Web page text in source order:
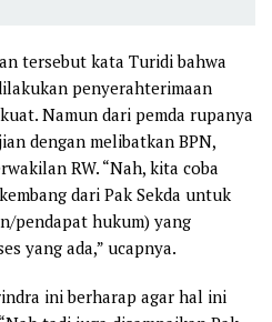
tersebut kata Turidi bahwa
penyerahterimaan
Namun dari pemda rupanya
dengan melibatkan BPN,
RW. “Nah, kita coba
dari Pak Sekda untuk
pendapat hukum) yang
yang ada,” ucapnya.
ini berharap agar hal ini